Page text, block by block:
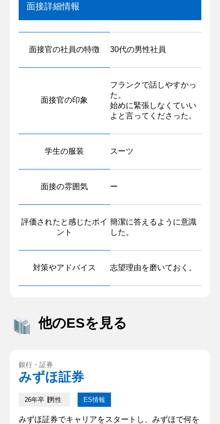
面接詳細情報
面接官の社員の特徴 30代の男性社員
面接官の印象
フランクで話しやすかっ
た。
始めに緊張しなくていい
よと言ってくださった。
学生の服装 スーツ
面接の雰囲気 ー
評価されたと感じたポイ
ント
簡潔に答えるように意識
した。
対策やアドバイス 志望理由を磨いておく。
他のESを見る
銀行・証券
みずほ証券
26年卒 男性 ES情報
みずほ証券でキャリアをスタートし、みずほで何を